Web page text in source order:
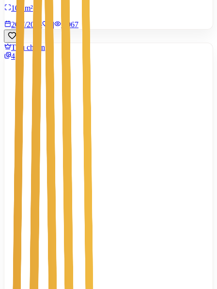
100 m²
20/7/2026
| 1.067
Tiêu chuẩn
4